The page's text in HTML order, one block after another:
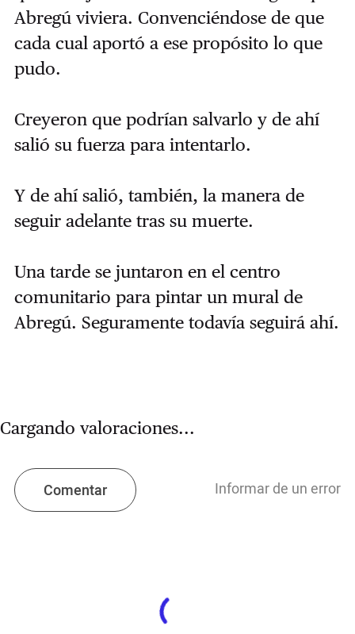
Abregú viviera. Convenciéndose de que
cada cual aportó a ese propósito lo que
pudo.
Creyeron que podrían salvarlo y de ahí
salió su fuerza para intentarlo.
Y de ahí salió, también, la manera de
seguir adelante tras su muerte.
Una tarde se juntaron en el centro
comunitario para pintar un mural de
Abregú. Seguramente todavía seguirá ahí.
Cargando valoraciones...
Comentar Informar de un error